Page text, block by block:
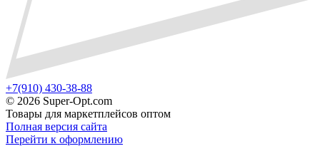
+7(910) 430-38-88
© 2026 Super-Opt.com
Товары для маркетплейсов оптом
Полная версия сайта
Перейти к оформлению